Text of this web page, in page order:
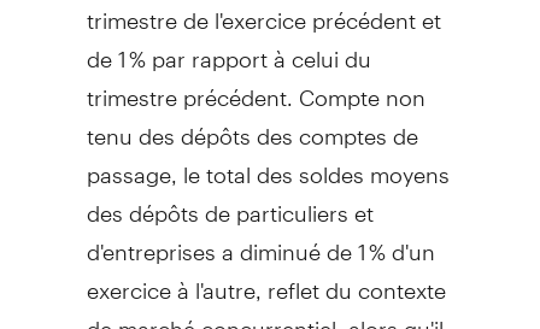
trimestre de l'exercice précédent et
de 1 % par rapport à celui du
trimestre précédent. Compte non
tenu des dépôts des comptes de
passage, le total des soldes moyens
des dépôts de particuliers et
d'entreprises a diminué de 1 % d'un
exercice à l'autre, reflet du contexte
de marché concurrentiel, alors qu'il